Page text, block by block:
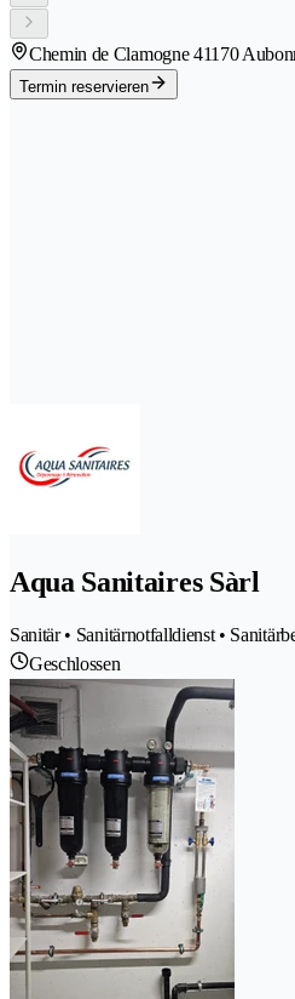
Chemin de Clamogne 41170
Termin reservieren
Aqua Sanitaires Sàrl
Sanitär • Sanitärnotfalldienst •
Geschlossen